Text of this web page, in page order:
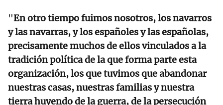
"En otro tiempo fuimos nosotros, los navarros
y las navarras, y los españoles y las españolas,
precisamente muchos de ellos vinculados a la
tradición política de la que forma parte esta
organización, los que tuvimos que abandonar
nuestras casas, nuestras familias y nuestra
tierra huyendo de la guerra, de la persecución